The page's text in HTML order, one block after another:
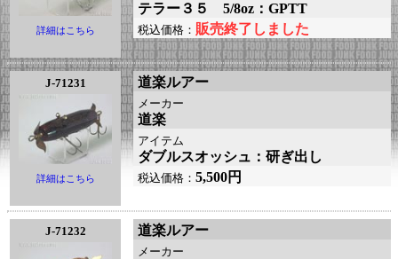
詳細はこちら
テラー３５ 5/8oz：GPTT
税込価格： 販売終了しました
J-71231
詳細はこちら
道楽ルアー
メーカー
道楽
アイテム
ダブルスオッシュ：研ぎ出し
税込価格： 5,500円
J-71232 道楽ルアー
メーカー